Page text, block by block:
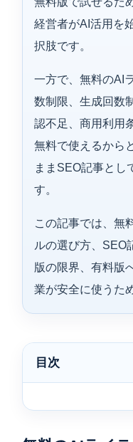
経営者がAI活用を
択肢です。
一方で、無料のAI
数制限、生成回数
認不足、商用利用
無料で使えるから
ままSEO記事とし
す。
この記事では、無
ルの選び方、SEO
版の限界、有料版
業が安全に使うた
目次